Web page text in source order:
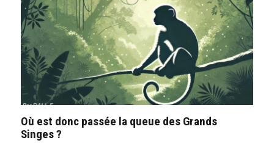
Où est donc passée la queue des Grands
Singes ?